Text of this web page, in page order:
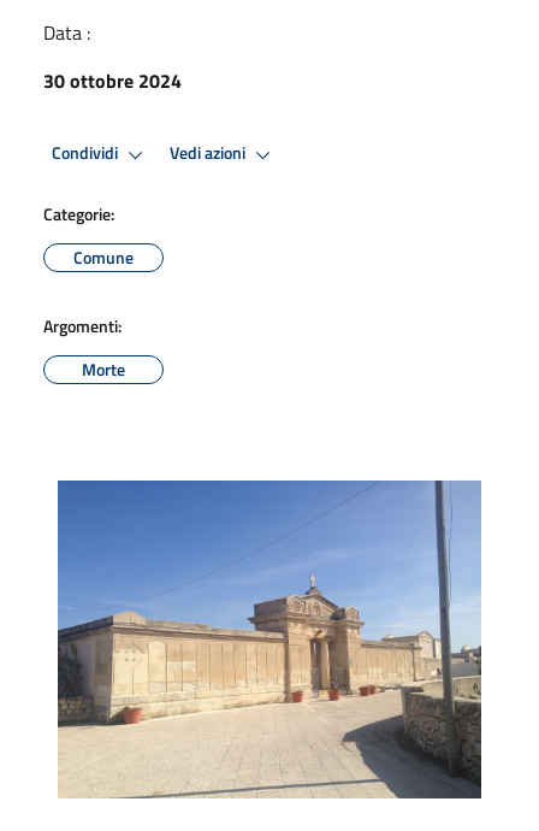
Data :
30 ottobre 2024
Condividi Vedi azioni
Categorie:
Comune
Argomenti:
Morte